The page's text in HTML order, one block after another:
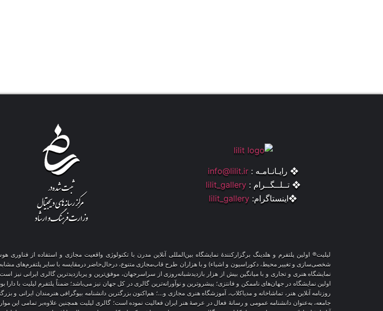
❖ رایـانـامـه : info@lilit.ir
❖ تــلــگــرام : lilit_gallery
❖اینستاگرام: lilit_gallery
لیلیت® اولین پلتفرم و هلدینگ برگزارکنندهٔ نمایشگاه بین‌المللی آنلاین مدرن با تکنولوژی واقعیت مجازی و استفاده از
نمایشگاه هنری و تجاری و با میانگین بیش از هزار بازدیدشبانه‌روزی از سراسرجهان، موفق‌ترین و پربازدیدترین گالری ایرانی نیز
اولین نمایشگاه در جهان‌های ناممکن و فانتزی؛ پیشروترین و نوآورانه‌ترین گالری در کل جهان نیز می‌باشد؛ ضمناً پلتفرم لیلیت با
روزنامه آنلاین هنر، تماشاخانه و مدیاکلاب، آموزشگاه هنری مجازی و…؛ هم‌اکنون بزرگترین دانشنامه بیوگرافی هنرمندان
جامعه، به‌عنوان دانشنامه عمومی و رسانهٔ فعال در عرصهٔ هنر ایران فعالیت نموده است؛ گالری لیلیت همچنین علاوه‌بر تمامی این